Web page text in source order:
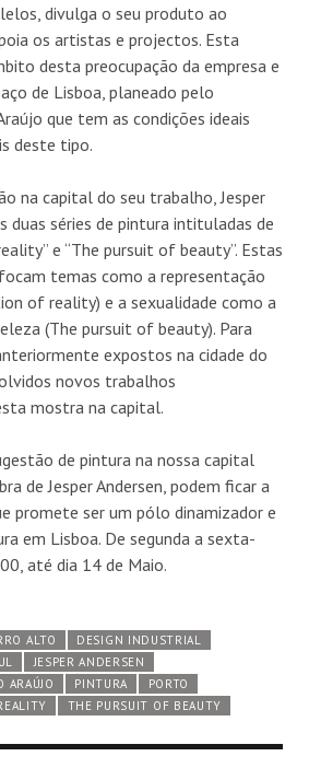
divulga o seu produto ao
os artistas e projectos. Esta
desta preocupação da empresa e
de Lisboa, planeado pelo
que tem as condições ideais
deste tipo.
na capital do seu trabalho, Jesper
duas séries de pintura intituladas de
e “The pursuit of beauty”. Estas
temas como a representação
of reality) e a sexualidade como a
(The pursuit of beauty). Para
expostos na cidade do
novos trabalhos
mostra na capital.
de pintura na nossa capital
de Jesper Andersen, podem ficar a
promete ser um pólo dinamizador e
em Lisboa. De segunda a sexta-
até dia 14 de Maio.
ALTO
DESIGN INDUSTRIAL
JESPER ANDERSEN
ARAÚJO
PINTURA
PORTO
THE PURSUIT OF BEAUTY